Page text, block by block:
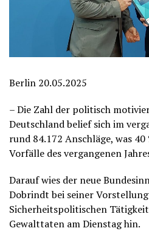
Berlin 20.05.2025
– Die Zahl der politisch
Deutschland belief sich im
rund 84.172 Anschläge, was
Vorfälle des vergangenen
Darauf wies der neue
Dobrindt bei seiner Vorstellung
Sicherheitspolitischen
Gewalttaten am Dienstag hin.